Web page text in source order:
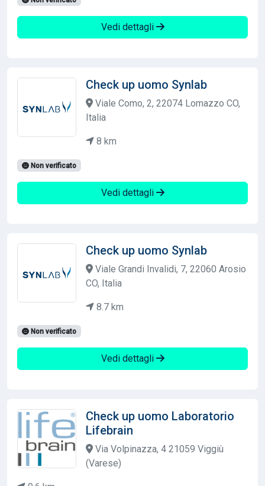
Vedi dettagli
Check up uomo Synlab
Viale Como, 2, 22074 Lomazzo CO,
Italia
8 km
Non verificato
Vedi dettagli
Check up uomo Synlab
Viale Grandi Invalidi, 7, 22060 Arosio
CO, Italia
8.7 km
Non verificato
Vedi dettagli
Check up uomo Laboratorio
Lifebrain
Via Volpinazza, 4 21059 Viggiù
(Varese)